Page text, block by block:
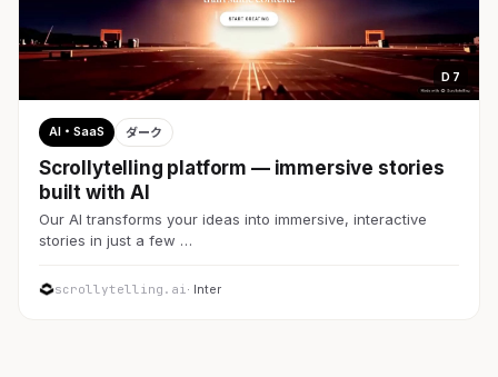
D 7
AI・SaaS ダーク
Scrollytelling platform — immersive stories
built with AI
Our AI transforms your ideas into immersive, interactive
stories in just a few …
scrollytelling.ai· Inter